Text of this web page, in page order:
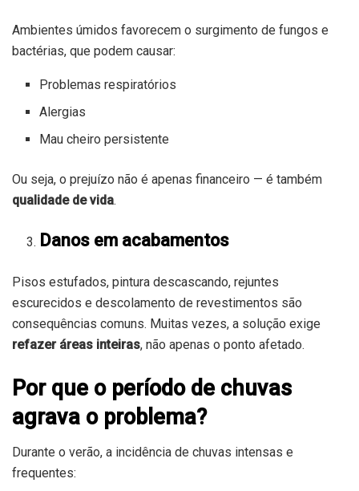
Ambientes úmidos favorecem o surgimento de fungos e
bactérias, que podem causar:
Problemas respiratórios
Alergias
Mau cheiro persistente
Ou seja, o prejuízo não é apenas financeiro — é também
qualidade de vida.
Danos em acabamentos
Pisos estufados, pintura descascando, rejuntes
escurecidos e descolamento de revestimentos são
consequências comuns. Muitas vezes, a solução exige
refazer áreas inteiras, não apenas o ponto afetado.
Por que o período de chuvas
agrava o problema?
Durante o verão, a incidência de chuvas intensas e
frequentes: